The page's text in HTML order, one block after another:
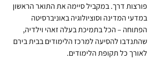
פורצות דרך. במקביל סיימה את התואר הראשון
במדעי המדינה וסוציולוגיה באוניברסיטה
הפתוחה – הכל בתמיכת בעלה זאהי וילדיה,
שהתנדבו להסיעה למרכז הלימודים בבית בירם
לאורך כל תקופת הלימודים.